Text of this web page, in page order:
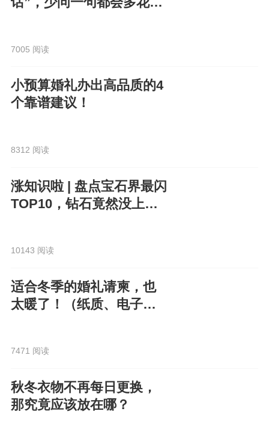
7005 阅读
小预算婚礼办出高品质的4
个靠谱建议！
8312 阅读
涨知识啦 | 盘点宝石界最闪
TOP10，钻石竟然没上
10143 阅读
适合冬季的婚礼请柬，也
太暖了！（纸质、电子都
7471 阅读
秋冬衣物不再每日更换，
那究竟应该放在哪？